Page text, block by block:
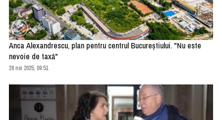
Anca Alexandrescu, plan pentru centrul Bucureştiului. "Nu este
nevoie de taxă"
28 noi 2025, 09:51